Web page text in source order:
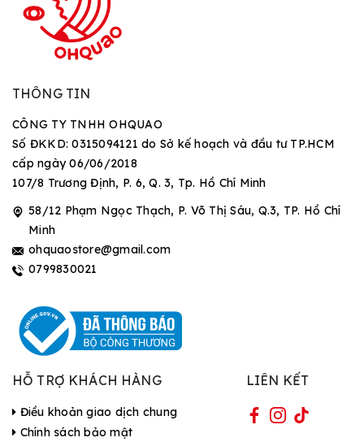
THÔNG TIN
CÔNG TY TNHH OHQUAO
Số ĐKKD: 0315094121 do Sở kế hoạch và đầu tư TP.HCM
cấp ngày 06/06/2018
107/8 Trương Định, P. 6, Q. 3, Tp. Hồ Chí Minh
58/12 Phạm Ngọc Thạch, P. Võ Thị Sáu, Q.3, TP. Hồ Chí
Minh
ohquaostore@gmail.com
0799830021
HỖ TRỢ KHÁCH HÀNG
Điều khoản giao dịch chung
Chính sách bảo mật
LIÊN KẾT